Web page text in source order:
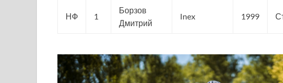
НФ 1
Борзов
Дмитрий
Inex 1999